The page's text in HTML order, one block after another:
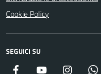
Cookie Policy
SEGUICI SU
Facebook YouTube Instagram